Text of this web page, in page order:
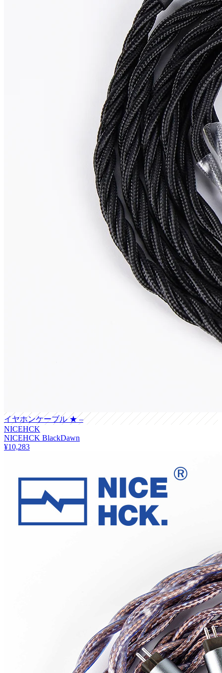
イヤホンケーブル ★ –
NICEHCK
NICEHCK BlackDawn
¥10,283